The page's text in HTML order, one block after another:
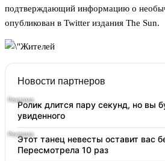
подтверждающий информацию о
опубликован в Twitter издания The Sun.
Новости партнеров
Ролик длится пару секунд, но вы
увиденного
Этот танец невесты оставит вас
Пересмотрела 10 раз